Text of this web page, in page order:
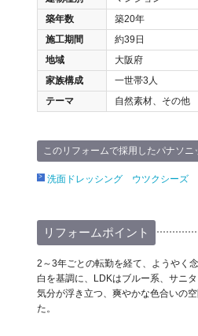
築年数
築20年
施工期間
約39日
地域
大阪府
家族構成
一世帯3人
テーマ
自然素材、その他
このリフォームで採用したパナソニ
洗面ドレッシング ウツクシーズ
リフォームポイント
2～3年ごとの転勤を経て、ようやく
白を基調に、LDKはブルー系、サニ
気分が浮き立つ、爽やかな色合いの
た。